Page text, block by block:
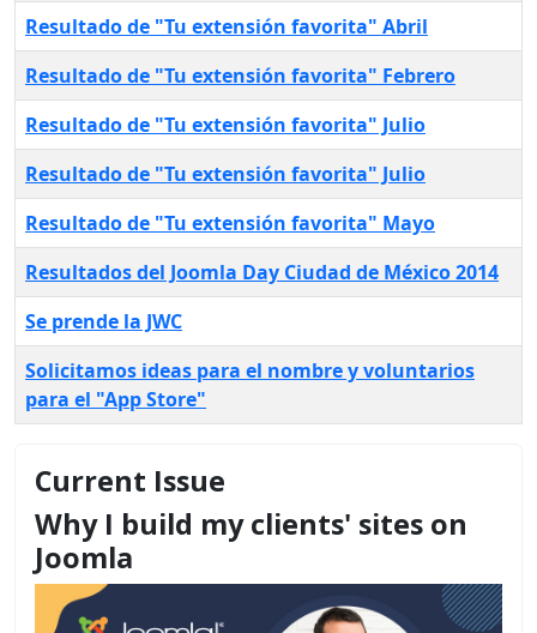
Resultado de "Tu extensión favorita" Abril
Resultado de "Tu extensión favorita" Febrero
Resultado de "Tu extensión favorita" Julio
Resultado de "Tu extensión favorita" Julio
Resultado de "Tu extensión favorita" Mayo
Resultados del Joomla Day Ciudad de México 2014
Se prende la JWC
Solicitamos ideas para el nombre y voluntarios
para el "App Store"
Current Issue
Why I build my clients' sites on
Joomla